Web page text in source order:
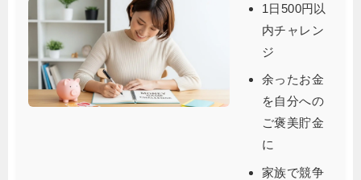
1日500円以
内チャレン
ジ
余ったお金
を自分への
ご褒美貯金
に
家族で競争